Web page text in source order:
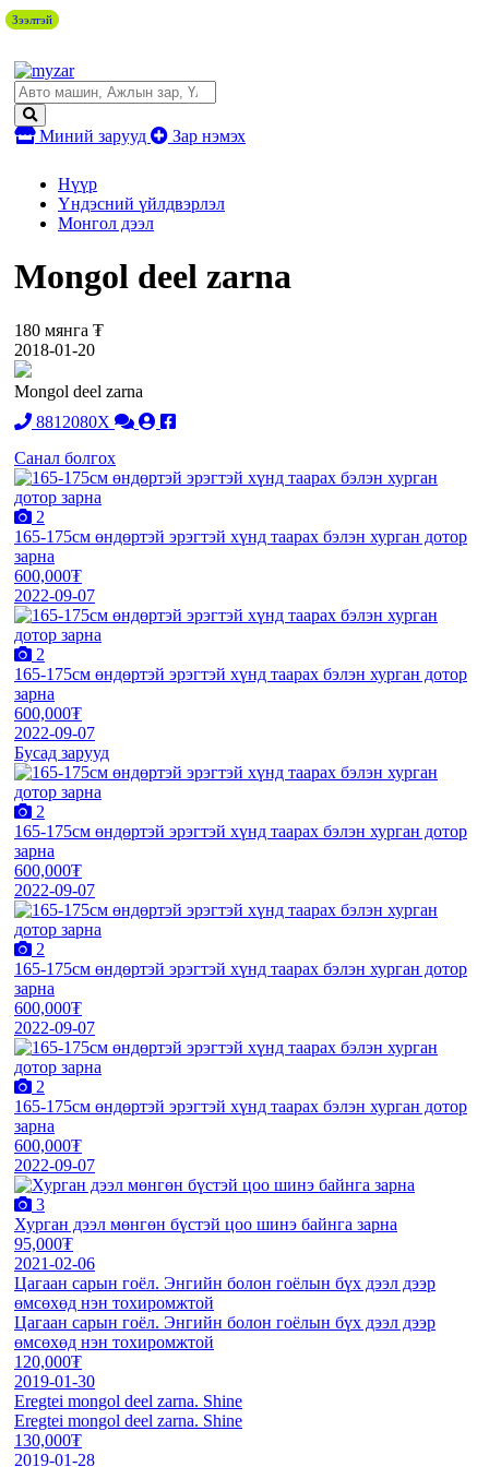
Миний зарууд Зар нэмэх
Нүүр
Үндэсний үйлдвэрлэл
Монгол дээл
Mongol deel zarna
180 мянга ₮
2018-01-20
Mongol deel zarna
8812080X
Санал болгох
2
165-175см өндөртэй эрэгтэй хүнд таарах бэлэн хурган дотор
зарна
600,000₮
2022-09-07
2
165-175см өндөртэй эрэгтэй хүнд таарах бэлэн хурган дотор
зарна
600,000₮
2022-09-07
Бусад зарууд
2
165-175см өндөртэй эрэгтэй хүнд таарах бэлэн хурган дотор
зарна
600,000₮
2022-09-07
2
165-175см өндөртэй эрэгтэй хүнд таарах бэлэн хурган дотор
зарна
600,000₮
2022-09-07
2
165-175см өндөртэй эрэгтэй хүнд таарах бэлэн хурган дотор
зарна
600,000₮
2022-09-07
3
Хурган дээл мөнгөн бүстэй цоо шинэ байнга зарна
95,000₮
2021-02-06
Цагаан сарын гоёл. Энгийн болон гоёлын бүх дээл дээр
өмсөхөд нэн тохиромжтой
Цагаан сарын гоёл. Энгийн болон гоёлын бүх дээл дээр
өмсөхөд нэн тохиромжтой
120,000₮
2019-01-30
Eregtei mongol deel zarna. Shine
Eregtei mongol deel zarna. Shine
130,000₮
2019-01-28
Зээлтэй
Зээлтэй